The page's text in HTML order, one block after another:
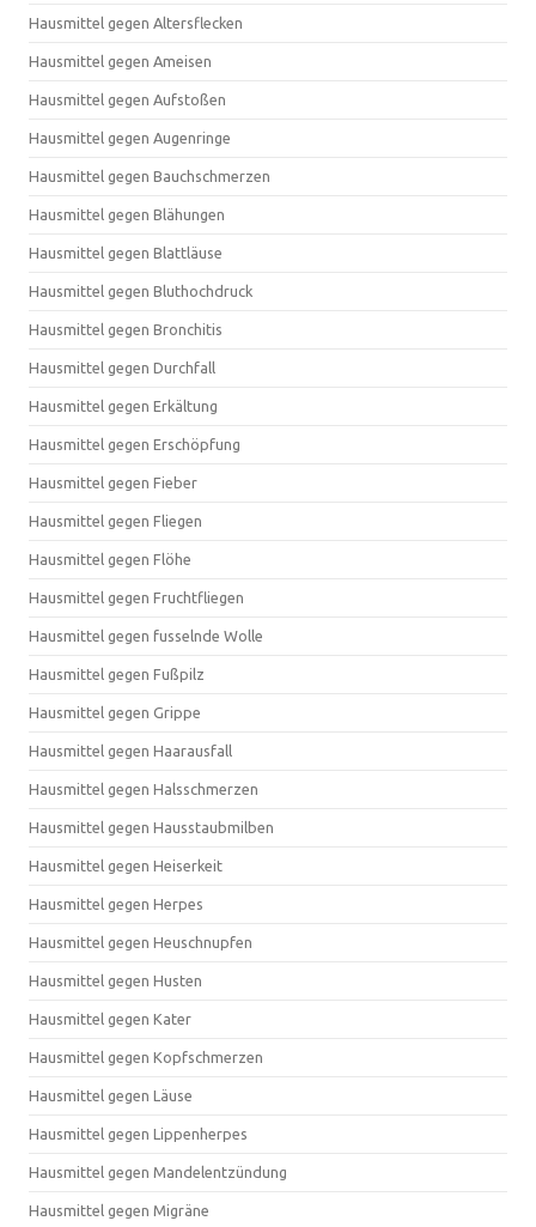
Hausmittel gegen Altersflecken
Hausmittel gegen Ameisen
Hausmittel gegen Aufstoßen
Hausmittel gegen Augenringe
Hausmittel gegen Bauchschmerzen
Hausmittel gegen Blähungen
Hausmittel gegen Blattläuse
Hausmittel gegen Bluthochdruck
Hausmittel gegen Bronchitis
Hausmittel gegen Durchfall
Hausmittel gegen Erkältung
Hausmittel gegen Erschöpfung
Hausmittel gegen Fieber
Hausmittel gegen Fliegen
Hausmittel gegen Flöhe
Hausmittel gegen Fruchtfliegen
Hausmittel gegen fusselnde Wolle
Hausmittel gegen Fußpilz
Hausmittel gegen Grippe
Hausmittel gegen Haarausfall
Hausmittel gegen Halsschmerzen
Hausmittel gegen Hausstaubmilben
Hausmittel gegen Heiserkeit
Hausmittel gegen Herpes
Hausmittel gegen Heuschnupfen
Hausmittel gegen Husten
Hausmittel gegen Kater
Hausmittel gegen Kopfschmerzen
Hausmittel gegen Läuse
Hausmittel gegen Lippenherpes
Hausmittel gegen Mandelentzündung
Hausmittel gegen Migräne